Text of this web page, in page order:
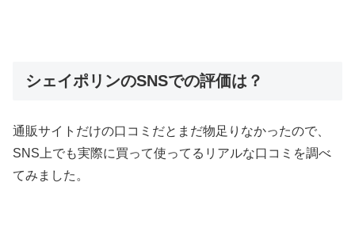
シェイポリンのSNSでの評価は？
通販サイトだけの口コミだとまだ物足りなかったので、
SNS上でも実際に買って使ってるリアルな口コミを調べ
てみました。